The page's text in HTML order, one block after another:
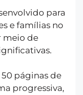
para
e famílias no
meio de
páginas de
progressiva,